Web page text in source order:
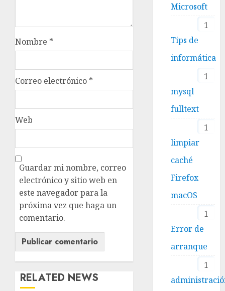
Nombre *
Correo electrónico *
Web
Guardar mi nombre, correo
electrónico y sitio web en
este navegador para la
próxima vez que haga un
comentario.
RELATED NEWS
Microsoft
1
Tips de
informática
1
mysql
fulltext
1
limpiar
caché
Firefox
macOS
1
Error de
arranque
1